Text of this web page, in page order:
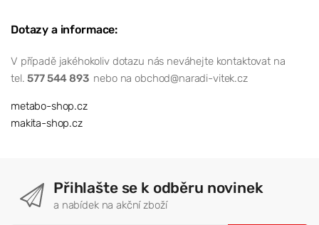
Dotazy a informace:
V případě jakéhokoliv dotazu nás neváhejte kontaktovat na
tel.577 544 893 nebo na obchod@naradi-vitek.cz
metabo-shop.cz
makita-shop.cz
Přihlašte se k odběru novinek
a nabídek na akční zboží